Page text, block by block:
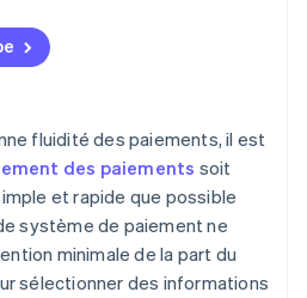
fluidité des paiements, il est
des paiements soit
et rapide que possible
système de paiement ne
minimale de la part du
sélectionner des informations